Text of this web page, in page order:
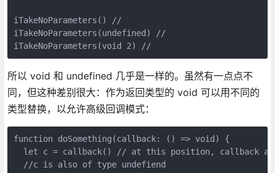
iTakeNoParameters() //
iTakeNoParameters(undefined) //
iTakeNoParameters(void 2) //
所以 void 和 undefined 几乎是一样的。虽然有一点点不
同，但这种差别很大：作为返回类型的 void 可以用不同的
类型替换，以允许高级回调模式：
function doSomething(callback: () => void) {
let c = callback() // at this position, callback
  //c is also of type undefiend